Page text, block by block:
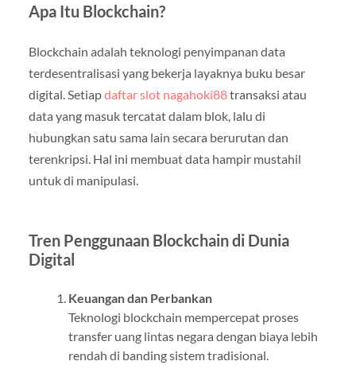
Apa Itu Blockchain?
Blockchain adalah teknologi penyimpanan data
terdesentralisasi yang bekerja layaknya buku besar
digital. Setiapdaftar slot nagahoki88transaksi atau
data yang masuk tercatat dalam blok, lalu di
hubungkan satu sama lain secara berurutan dan
terenkripsi. Hal ini membuat data hampir mustahil
untuk di manipulasi.
Tren Penggunaan Blockchain di Dunia
Digital
Keuangan dan Perbankan
Teknologi blockchain mempercepat proses
transfer uang lintas negara dengan biaya lebih
rendah di banding sistem tradisional.